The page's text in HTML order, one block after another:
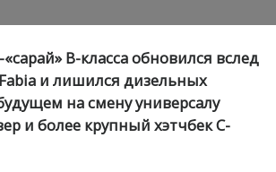
В-класса обновился вслед
и лишился дизельных
на смену универсалу
и более крупный хэтчбек С-